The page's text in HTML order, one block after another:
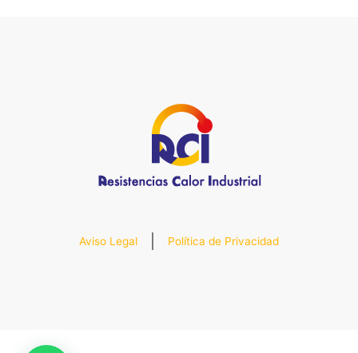
Aviso Legal Política de Privacidad